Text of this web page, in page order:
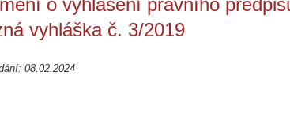
o vyhlášení právního
vyhláška č. 3/2019
08.02.2024